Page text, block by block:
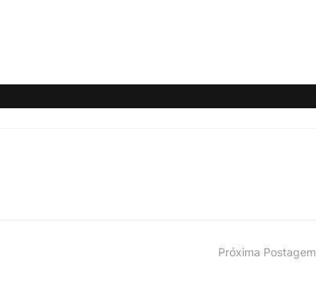
Próxima Postagem